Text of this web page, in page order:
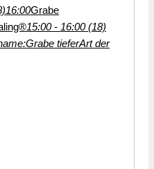
16:00Grabe
15:00 - 16:00 (18)
Grabe tieferArt der